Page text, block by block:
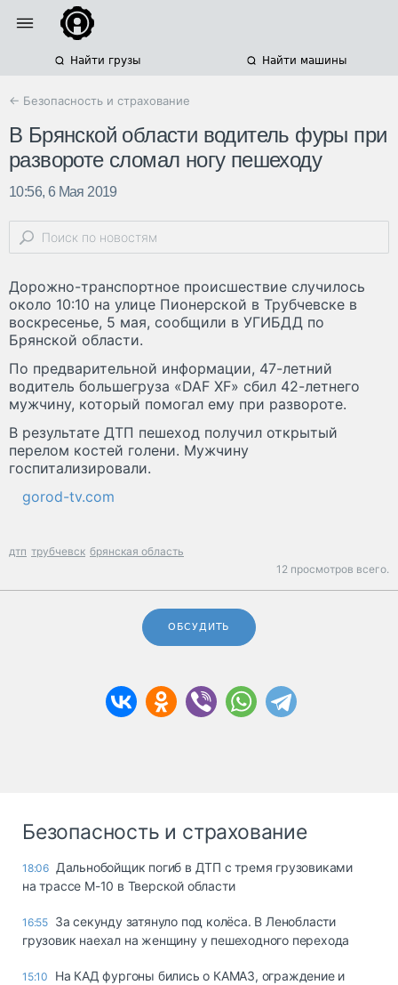
Найти грузы Найти машины
← Безопасность и страхование
В Брянской области водитель фуры при
развороте сломал ногу пешеходу
10:56, 6 Мая 2019
Дорожно-транспортное происшествие случилось
около 10:10 на улице Пионерской в Трубчевске в
воскресенье, 5 мая, сообщили в УГИБДД по
Брянской области.
По предварительной информации, 47-летний
водитель большегруза «DAF XF» сбил 42-летнего
мужчину, который помогал ему при развороте.
В результате ДТП пешеход получил открытый
перелом костей голени. Мужчину
госпитализировали.
gorod-tv.com
дтп трубчевск брянская область
12 просмотров всего.
ОБСУДИТЬ
Безопасность и страхование
18:06 Дальнобойщик погиб в ДТП с тремя грузовиками
на трассе М-10 в Тверской области
16:55 За секунду затянуло под колёса. В Ленобласти
грузовик наехал на женщину у пешеходного перехода
15:10
На КАД фургоны бились о КАМАЗ, ограждение и